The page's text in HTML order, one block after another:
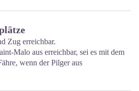
Zug erreichbar.
Malo aus erreichbar, sei es mit dem
wenn der Pilger aus